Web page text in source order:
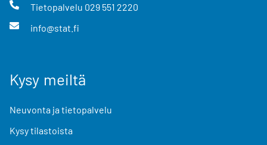
Tietopalvelu 029 551 2220
info@stat.fi
Kysy meiltä
Neuvonta ja tietopalvelu
Kysy tilastoista